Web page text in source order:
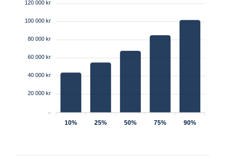
120 000 kr
100 000 kr
80 000 kr
60 000 kr
40 000 kr
20 000 kr
10% 25% 50% 75% 90%